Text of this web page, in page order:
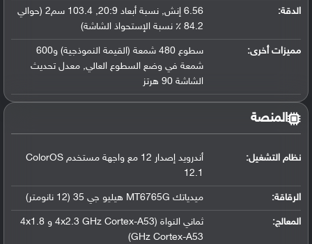
الدقة:
6.56 إنش, نسبة أبعاد 20:9, 103.4 سم2 (حوالي
84.2 ٪ نسبة الإستحواذ الشاشة)
مميزات أخرى:
سطوع 480 شمعة (القيمة النموذجية) و600
شمعة في وضع السطوع العالي, معدل تحديث
الشاشة 90 هرتز
المنصة
نظام التشغيل:
أندرويد إصدار 12 مع واجهة مستخدم ColorOS
12.1
الرقاقة: ميدياتك MT6765G هيليو جي 35 (12 نانومتر)
المعالج:
ثماني النواة (4x2.3 GHz Cortex-A53 و 4x1.8
GHz Cortex-A53)